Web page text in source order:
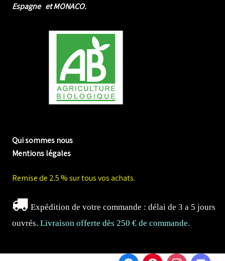
Espagne et MONACO.
Qui sommes nous
Mentions légales
Remise de 2.5 % sur tous vos achats.
Expédition de votre commande : délai de 3 a 5 jours
ouvrés. Livraison offerte dès 250 € de commande.